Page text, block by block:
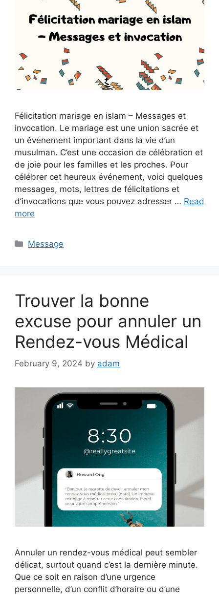
Félicitation mariage en islam – Messages et
invocation. Le mariage est une union sacrée et
un événement important dans la vie d’un
musulman. C’est une occasion de célébration et
de joie pour les familles et les proches. Pour
célébrer cet heureux événement, voici quelques
messages, mots, lettres de félicitations et
d’invocations que vous pouvez adresser … Read
more
Categories
Message
Trouver la bonne
excuse pour annuler un
Rendez-vous Médical
February 9, 2024 by adam
Annuler un rendez-vous médical peut sembler
délicat, surtout quand c’est la dernière minute.
Que ce soit en raison d’une urgence
personnelle, d’un conflit d’horaire ou d’une